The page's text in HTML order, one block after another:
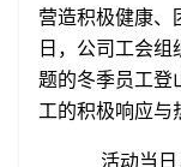
营造积极健康
日，公司工会组
题的冬季员工登
工的积极响应与
活动当